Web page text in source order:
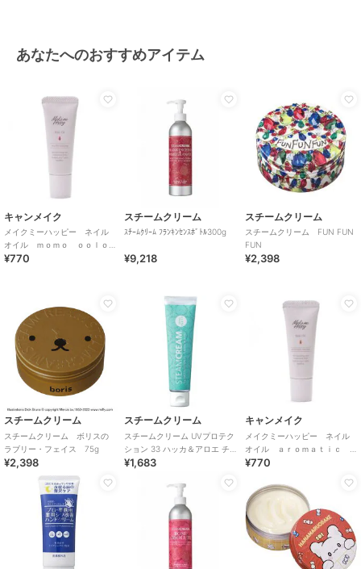
あなたへのおすすめアイテム
キャンメイク
メイクミーハッピー ネイル
オイル ｍｏｍｏ ｏｏｌｏ
ｎｇ
¥770
スチームクリーム
ｽﾁｰﾑｸﾘｰﾑ ﾌﾗﾝｷﾝｾﾝｽﾎﾞﾄﾙ300g
¥9,218
スチームクリーム
スチームクリーム FUN FUN
FUN
¥2,398
スチームクリーム
スチームクリーム ボリスの
ラブリー・フェイス 75g
¥2,398
スチームクリーム
スチームクリーム UVプロテク
ション 33 ハッカ＆アロエ チ
ューブ
¥1,683
キャンメイク
メイクミーハッピー ネイル
オイル ａｒｏｍａｔｉｃ
ｈｅｒｂａｌ
¥770